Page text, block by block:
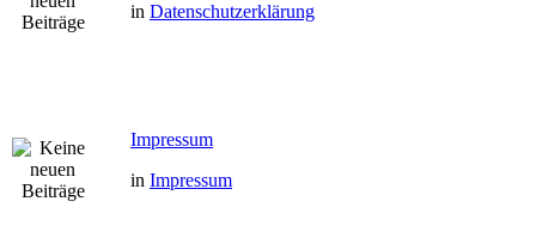
in Datenschutzerklärung
Impressum
in Impressum